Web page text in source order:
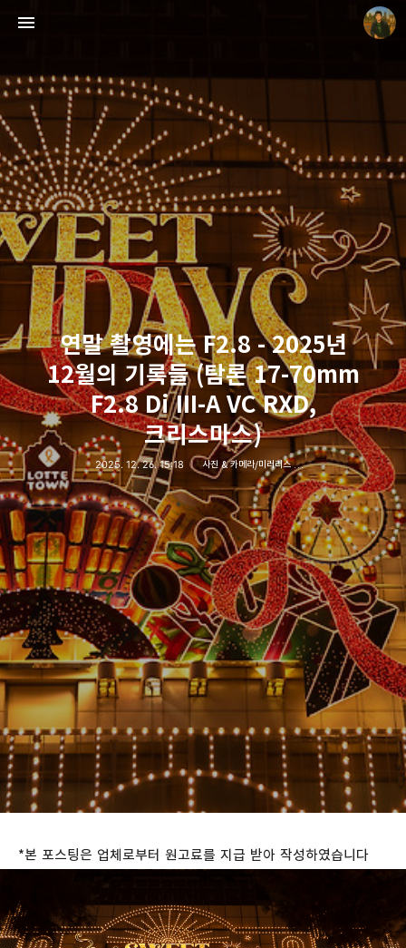
연말 촬영에는 F2.8 - 2025년
12월의 기록들 (탐론 17-70mm
F2.8 Di III-A VC RXD,
크리스마스)
2025. 12. 26. 15:18 사진 & 카메라/미러리스 카메라
*본 포스팅은 업체로부터 원고료를 지급 받아 작성하였습니다
빛으로 쓴 편지
mistyfriday